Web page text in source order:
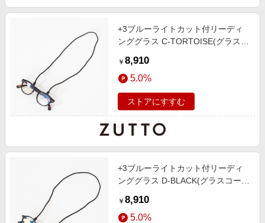
+3ブルーライトカット付リーディ
ンググラス C-TORTOISE(グラスコ
￥ 8,910
5.0%
ストアにすすむ
+3ブルーライトカット付リーディ
ンググラス D-BLACK(グラスコード
￥ 8,910
5.0%